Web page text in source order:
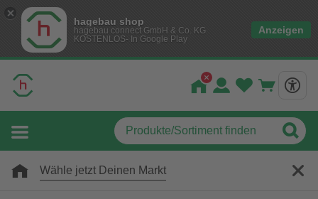
hagebau shop
hagebau connect GmbH & Co. KG
KOSTENLOS- In Google Play
Anzeigen
Wähle jetzt Deinen Markt